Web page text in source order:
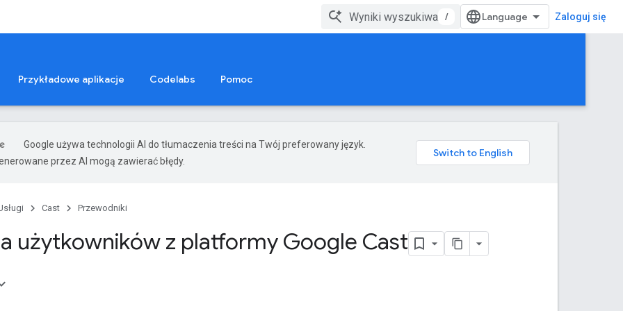
/ Zaloguj się
Przykładowe aplikacje Codelabs Pomoc
Google używa technologii AI do tłumaczenia treści na Twój preferowany język.
przez AI mogą zawierać błędy.
Cast Przewodniki
użytkowników z platformy Google Cast